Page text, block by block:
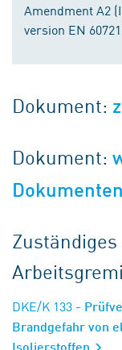
Amendment A2
version EN
Dokument:
Dokument:
DKE/K 133 -
Brandgefahr von
Isolierstoffen